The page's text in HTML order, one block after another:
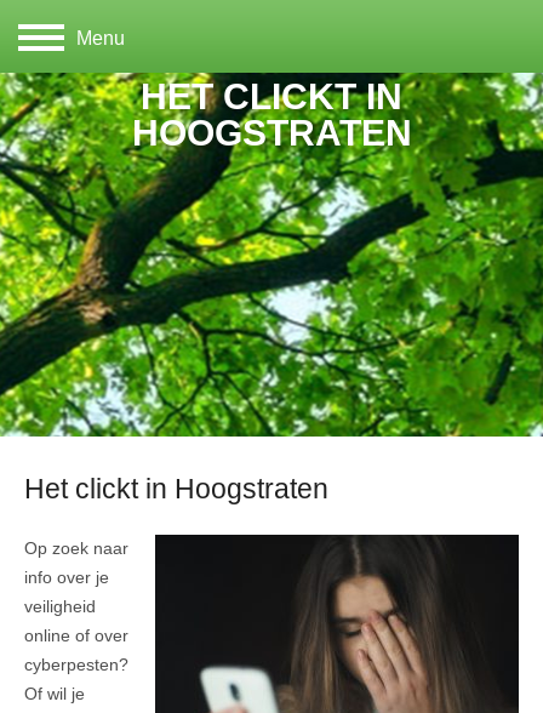
Menu
HET CLICKT IN
HOOGSTRATEN
Het clickt in Hoogstraten
Op zoek naar
info over je
veiligheid
online of over
cyberpesten?
Of wil je